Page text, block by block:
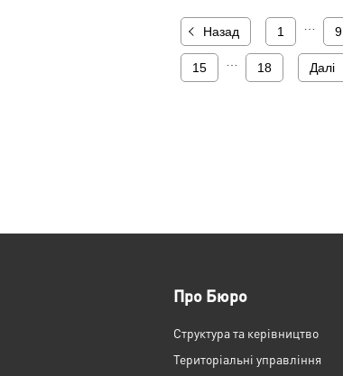
Назад 1 9
15 18 Далі
Про Бюро
Структура та керівництво
Територіальні управління